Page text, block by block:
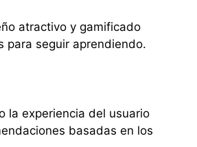
atractivo y gamificado
para seguir aprendiendo.
la experiencia del usuario
basadas en los